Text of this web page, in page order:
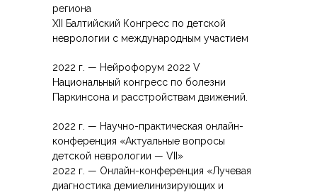
региона
XII Балтийский Конгресс по детской
неврологии с международным участием
2022 г. — Нейрофорум 2022 V
Национальный конгресс по болезни
Паркинсона и расстройствам движений.
2022 г. — Научно-практическая онлайн-
конференция «Актуальные вопросы
детской неврологии — VII»
2022 г. — Онлайн-конференция «Лучевая
диагностика демиелинизирующих и